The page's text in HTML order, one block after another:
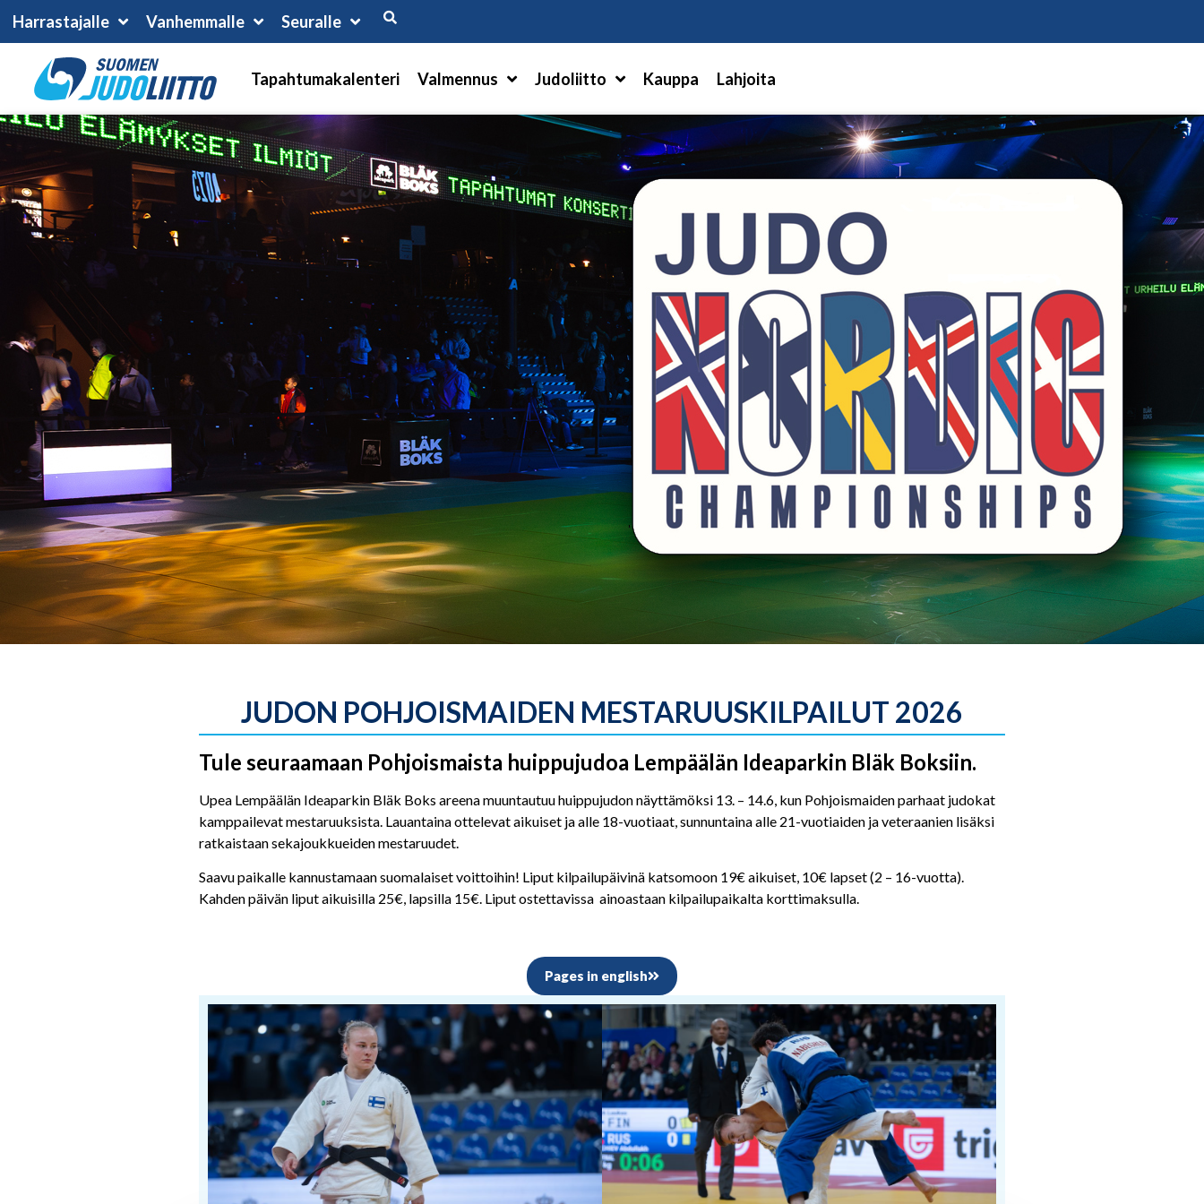
Harrastajalle Vanhemmalle Seuralle
Tapahtumakalenteri Valmennus Judoliitto Kauppa Lahjoita
JUDON POHJOISMAIDEN MESTARUUSKILPAILUT 2026
Tule seuraamaan Pohjoismaista huippujudoa Lempäälän Ideaparkin Bläk Boksiin.
Upea Lempäälän Ideaparkin Bläk Boks areena muuntautuu huippujudon näyttämöksi 13. – 14.6, kun Pohjoismaiden parhaat judokat
kamppailevat mestaruuksista. Lauantaina ottelevat aikuiset ja alle 18-vuotiaat, sunnuntaina alle 21-vuotiaiden ja veteraanien lisäksi
ratkaistaan sekajoukkueiden mestaruudet.
Saavu paikalle kannustamaan suomalaiset voittoihin! Liput kilpailupäivinä katsomoon 19€ aikuiset, 10€ lapset (2 – 16-vuotta).
Kahden päivän liput aikuisilla 25€, lapsilla 15€. Liput ostettavissa ainoastaan kilpailupaikalta korttimaksulla.
Pages in english